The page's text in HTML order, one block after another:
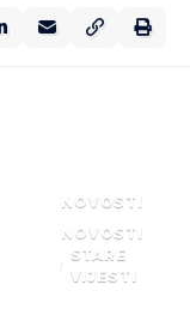
NOVOSTI
NOVOSTI
STARE
VIJESTI